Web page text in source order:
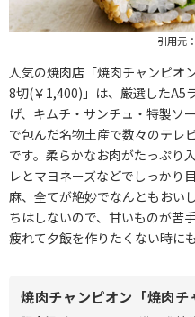
引用元：
人気の焼肉店「焼肉チャンピオ
8切(￥1,400)」は、厳選したA5
げ、キムチ・サンチュ・特製ソ
で包んだ名物土産で数々のテレ
です。柔らかなお肉がたっぷり
レとマヨネーズなどでしっかり
麻、全てが絶妙でなんともおい
ちはしないので、甘いものが苦
疲れて夕飯を作りたくない時に
焼肉チャンピオン「焼肉チ